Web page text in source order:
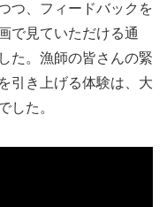
つ、フィードバックを
で見ていただける通
た。漁師の皆さんの緊
引き上げる体験は、大
した。